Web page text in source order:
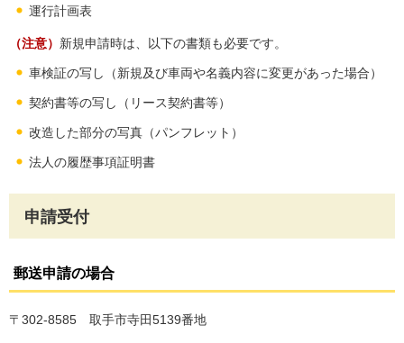
運行計画表
（注意） 新規申請時は、以下の書類も必要です。
車検証の写し（新規及び車両や名義内容に変更があった場合）
契約書等の写し（リース契約書等）
改造した部分の写真（パンフレット）
法人の履歴事項証明書
申請受付
郵送申請の場合
〒302-8585 取手市寺田5139番地